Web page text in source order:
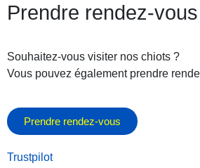
Prendre rendez-vous
Souhaitez-vous visiter nos chiots ?
Vous pouvez également prendre
Prendre rendez-vous
Trustpilot